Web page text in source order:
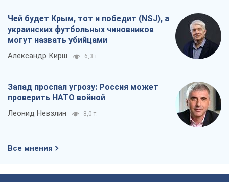
Чей будет Крым, тот и победит (NSJ), а
украинских футбольных чиновников
могут назвать убийцами
Александр Кирш 6,3 т.
Запад проспал угрозу: Россия может
проверить НАТО войной
Леонид Невзлин 8,0 т.
Все мнения